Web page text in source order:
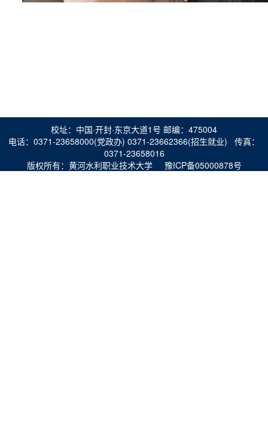
校址：中国·开封·东京大道1号 邮编：475004
电话：0371-23658000(党政办) 0371-23662366(招生就业) 传真：
0371-23658016
版权所有：黄河水利职业技术大学 豫ICP备05000878号